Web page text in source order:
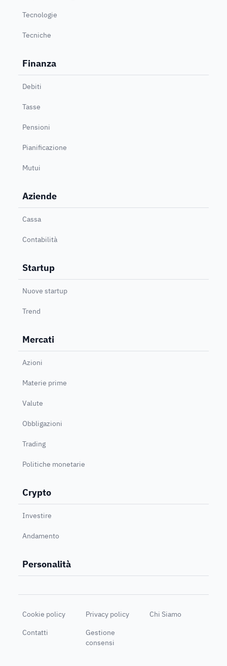
Tecnologie
Tecniche
Finanza
Debiti
Tasse
Pensioni
Pianificazione
Mutui
Aziende
Cassa
Contabilità
Startup
Nuove startup
Trend
Mercati
Azioni
Materie prime
Valute
Obbligazioni
Trading
Politiche monetarie
Crypto
Investire
Andamento
Personalità
Cookie policy Privacy policy
Chi Siamo
Contatti
Gestione
consensi